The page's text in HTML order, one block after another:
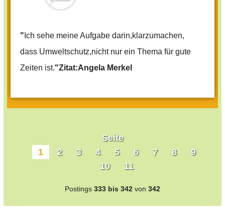
" Ich sehe meine Aufgabe darin,klarzumachen,
dass Umweltschutz,nicht nur ein Thema für gute
Zeiten ist."Zitat:Angela Merkel
Seite
1
2 3 4 5 6 7 8
9
10
11
Postings 333 bis 342 von 342